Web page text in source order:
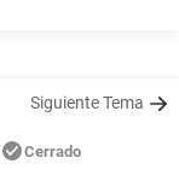
Siguiente Tema
Cerrado